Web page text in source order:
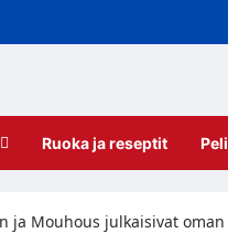
Ruoka ja reseptit
ja Mouhous julkaisivat